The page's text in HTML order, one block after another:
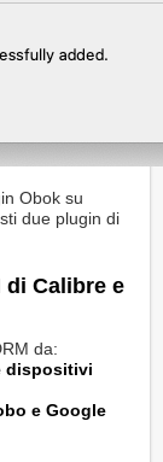
Obok su
due plugin di
di Calibre e
da:
dispositivi
e Google